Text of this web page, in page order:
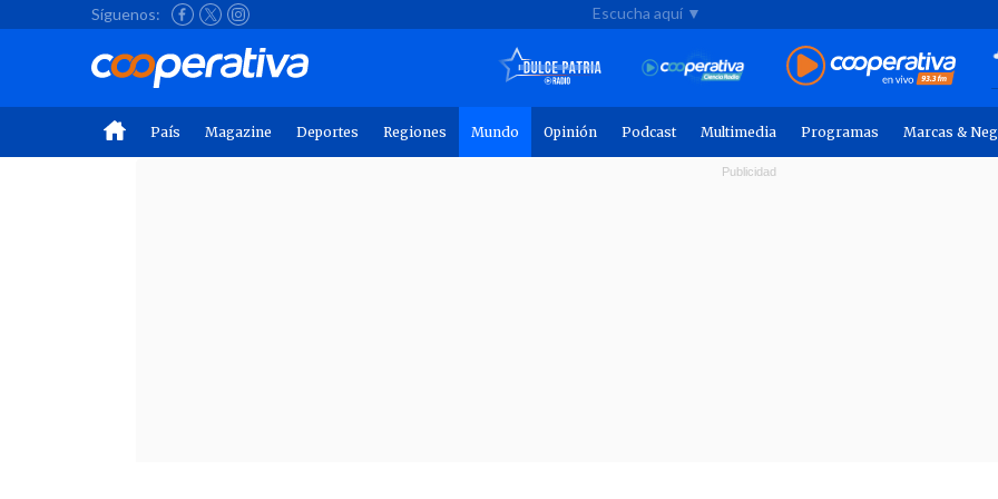
Síguenos: Escucha aquí ▼
País Magazine Deportes Regiones Mundo Opinión Podcast Multimedia Programas Marcas &